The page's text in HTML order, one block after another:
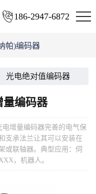
186-2947-6872
帕)编码器
光电绝对值编码器
量编码器
电增量编码器完善的电气保
支承法兰让其可以安装在
或联轴器。典型应用：伺
，机器人。